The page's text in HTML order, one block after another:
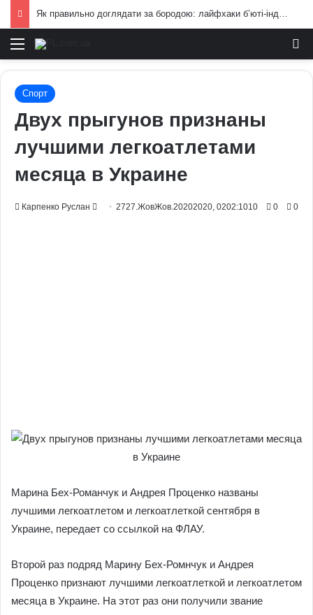
Як правильно доглядати за бородою: лайфхаки б’юті-індустрії для чоловіків
Меню
Спорт
Двух прыгунов признаны
лучшими легкоатлетами
месяца в Украине
Карпенко Руслан
Send2727.ЖовЖов.20202020, 0202:1010 0 0
Марина Бех-Романчук и Андрея Проценко названы
лучшими легкоатлетом и легкоатлеткой сентября в
Украине, передает со ссылкой на ФЛАУ.
Второй раз подряд Марину Бех-Ромнчук и Андрея
Проценко признают лучшими легкоатлеткой и легкоатлетом
месяца в Украине. На этот раз они получили звание